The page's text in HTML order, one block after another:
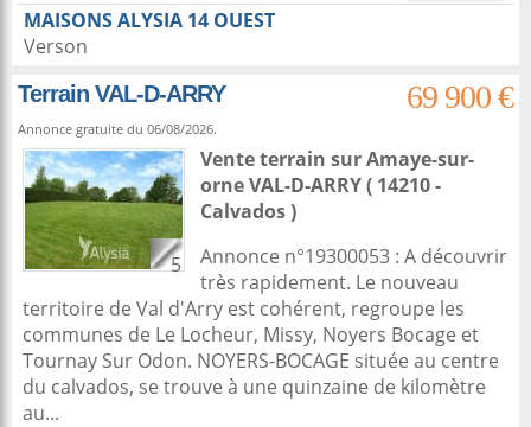
MAISONS ALYSIA 14 OUEST
Verson
Terrain VAL-D-ARRY
69 900 €
Annonce gratuite du 06/08/2026.
5
Vente terrain surAmaye-sur-
orneVAL-D-ARRY ( 14210 -
Calvados )
Annonce n°19300053 : A découvrir
très rapidement. Le nouveau
territoire de Val d'Arry est cohérent, regroupe les
communes de Le Locheur, Missy, Noyers Bocage et
Tournay Sur Odon. NOYERS-BOCAGE située au centre
du calvados, se trouve à une quinzaine de kilomètre
au...